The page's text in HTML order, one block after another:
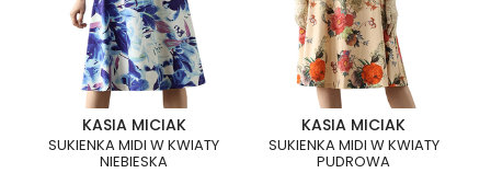
KASIA MICIAK
SUKIENKA MIDI W KWIATY
NIEBIESKA
KASIA MICIAK
SUKIENKA MIDI W KWIATY
PUDROWA